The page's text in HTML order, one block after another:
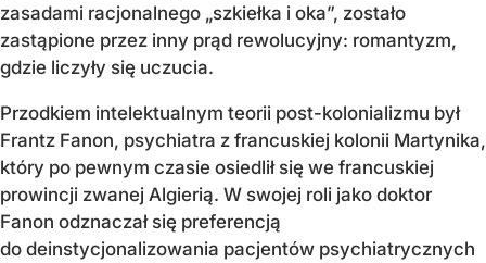
zasadami racjonalnego „szkiełka i oka”, zostało
zastąpione przez inny prąd rewolucyjny: romantyzm,
gdzie liczyły się uczucia.
Przodkiem intelektualnym teorii post-kolonializmu był
Frantz Fanon, psychiatra z francuskiej kolonii Martynika,
który po pewnym czasie osiedlił się we francuskiej
prowincji zwanej Algierią. W swojej roli jako doktor
Fanon odznaczał się preferencją
do deinstycjonalizowania pacjentów psychiatrycznych